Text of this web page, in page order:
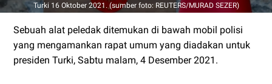
Turki 16 Oktober 2021. (sumber foto: REUTERS/MURAD SEZER)
Sebuah alat peledak ditemukan di bawah mobil polisi
yang mengamankan rapat umum yang diadakan untuk
presiden Turki, Sabtu malam, 4 Desember 2021.